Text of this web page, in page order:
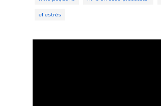
el estrés